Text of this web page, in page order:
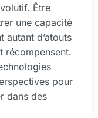
Être
une capacité
autant d’atouts
récompensent.
pour
dans des